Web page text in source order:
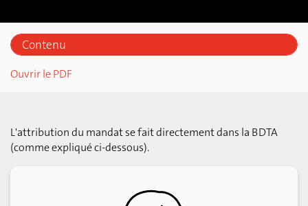
Contenu
Choisir les espèces animales
Ouvrir le PDF
L'attribution du mandat se fait directement dans la BDTA
(comme expliqué ci-dessous).